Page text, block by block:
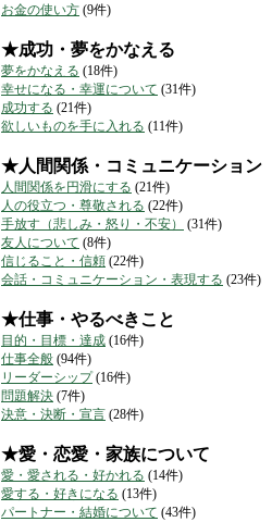
お金の使い方 (9件)
★成功・夢をかなえる
夢をかなえる (18件)
幸せになる・幸運について (31件)
成功する (21件)
欲しいものを手に入れる (11件)
★人間関係・コミュニケーション
人間関係を円滑にする (21件)
人の役立つ・尊敬される (22件)
手放す（悲しみ・怒り・不安）
(31件)
友人について (8件)
信じること・信頼 (22件)
会話・コミュニケーション・表現する (23件)
★仕事・やるべきこと
目的・目標・達成 (16件)
仕事全般 (94件)
リーダーシップ(16件)
問題解決 (7件)
決意・決断・宣言 (28件)
★愛・恋愛・家族について
愛・愛される・好かれる (14件)
愛する・好きになる (13件)
パートナー・結婚について (43件)